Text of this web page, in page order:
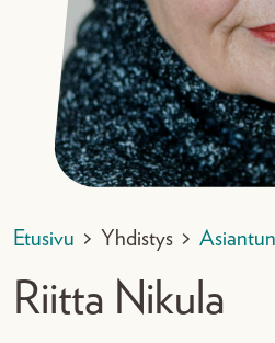
Etusivu > Yhdistys >
Riitta Nikula